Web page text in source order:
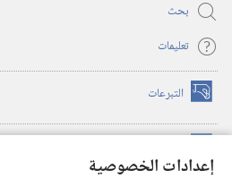
إعدادات الخصوصية
بحث
تعليمات
التبرعات (يفتح
نافذة
(يفتح
نافذة